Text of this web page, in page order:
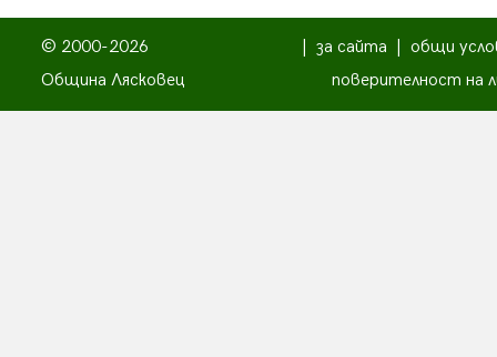
© 2000-2026
Община Лясковец
за сайта
общи
поверителност на